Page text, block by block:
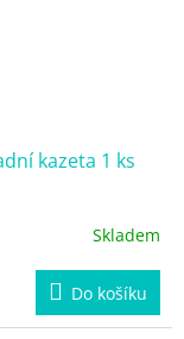
kazeta 1 ks
Skladem
Do košíku